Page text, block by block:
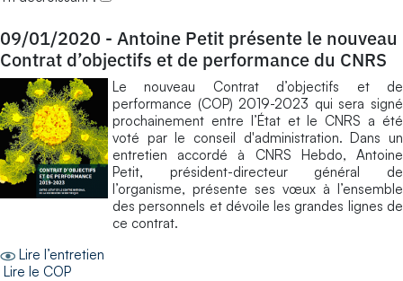
09/01/2020 - Antoine Petit présente le nouveau
Contrat d’objectifs et de performance du CNRS
Le nouveau Contrat d’objectifs et de
performance (COP) 2019-2023 qui sera signé
prochainement entre l’État et le CNRS a été
voté par le conseil d'administration. Dans un
entretien accordé à CNRS Hebdo, Antoine
Petit, président-directeur général de
l’organisme, présente ses vœux à l’ensemble
des personnels et dévoile les grandes lignes de
ce contrat.
Lire l’entretien
Lire le COP